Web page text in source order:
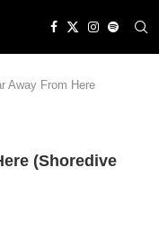
Away From Here
(Shoredive